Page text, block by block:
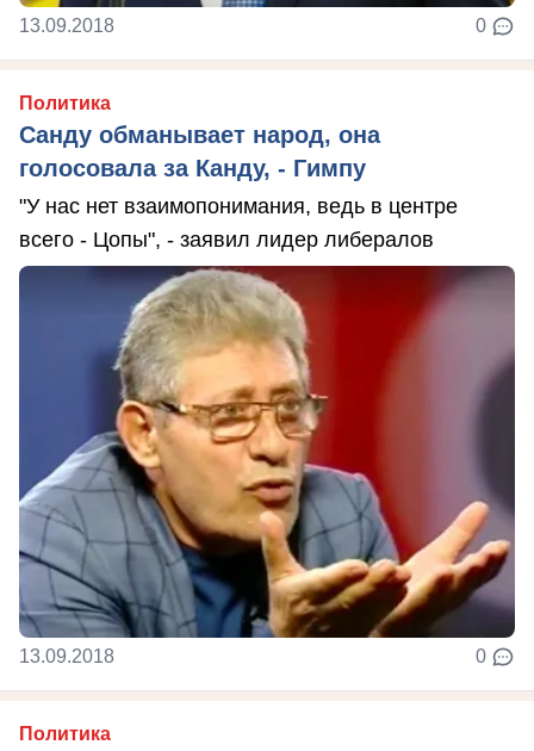
13.09.2018 0
Политика
Санду обманывает народ, она
голосовала за Канду, - Гимпу
"У нас нет взаимопонимания, ведь в центре
всего - Цопы", - заявил лидер либералов
13.09.2018 0
Политика